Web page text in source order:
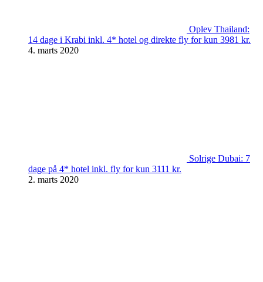
Oplev Thailand:
14 dage i Krabi inkl. 4* hotel og direkte fly for kun 3981 kr.
4. marts 2020
Solrige Dubai: 7
dage på 4* hotel inkl. fly for kun 3111 kr.
2. marts 2020